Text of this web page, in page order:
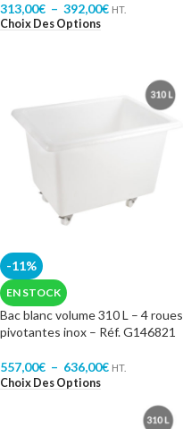
313,00€ – 392,00€ HT.
Choix Des Options
-11%
EN STOCK
Bac blanc volume 310 L – 4 roues
pivotantes inox – Réf. G146821
557,00€ – 636,00€ HT.
Choix Des Options